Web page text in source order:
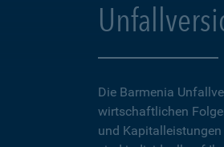
Die Barmenia
wirtschaftlichen
und